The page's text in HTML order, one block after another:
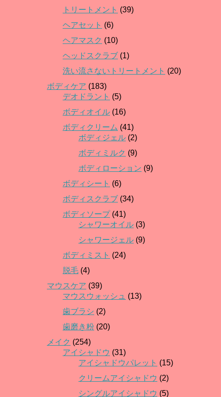
トリートメント (39)
ヘアセット (6)
ヘアマスク (10)
ヘッドスクラブ (1)
洗い流さないトリートメント (20)
ボディケア (183)
デオドラント (5)
ボディオイル (16)
ボディクリーム (41)
ボディジェル (2)
ボディミルク (9)
ボディローション (9)
ボディシート (6)
ボディスクラブ (34)
ボディソープ(41)
シャワーオイル (3)
シャワージェル (9)
ボディミスト (24)
脱毛 (4)
マウスケア (39)
マウスウォッシュ (13)
歯ブラシ (2)
歯磨き粉 (20)
メイク (254)
アイシャドウ (31)
アイシャドウパレット (15)
クリームアイシャドウ (2)
シングルアイシャドウ (5)